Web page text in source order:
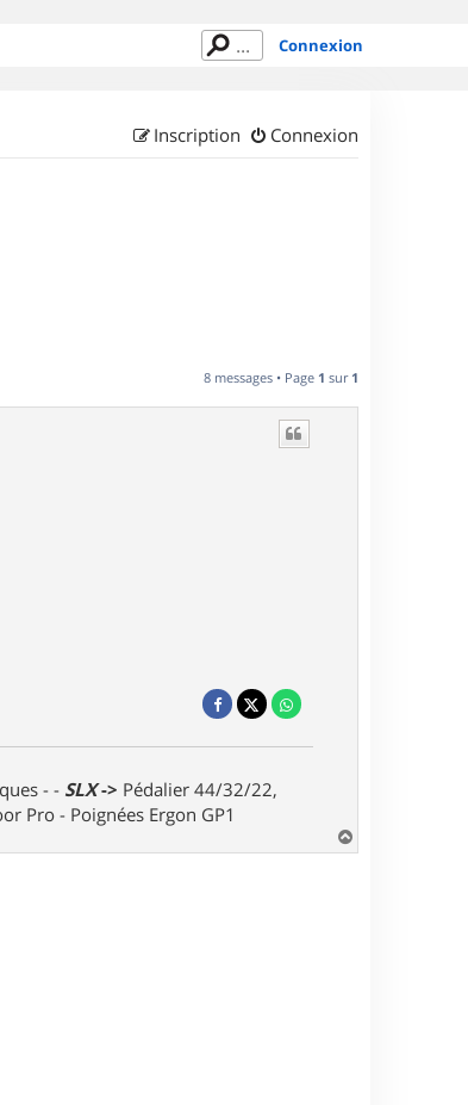
Connexion
Connexion
Inscription
8 messages • Page 1 sur 1
- - SLX-> Pédalier 44/32/22,
Pro - Poignées Ergon GP1
a